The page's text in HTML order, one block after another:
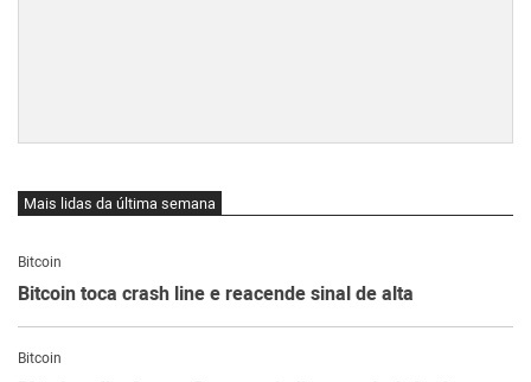
Mais lidas da última semana
Bitcoin
Bitcoin toca crash line e reacende sinal de alta
Bitcoin